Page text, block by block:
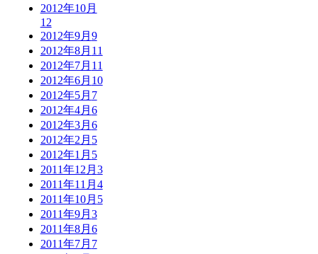
2012年10月
12
2012年9月 9
2012年8月 11
2012年7月 11
2012年6月 10
2012年5月 7
2012年4月 6
2012年3月 6
2012年2月 5
2012年1月 5
2011年12月 3
2011年11月 4
2011年10月 5
2011年9月 3
2011年8月 6
2011年7月 7